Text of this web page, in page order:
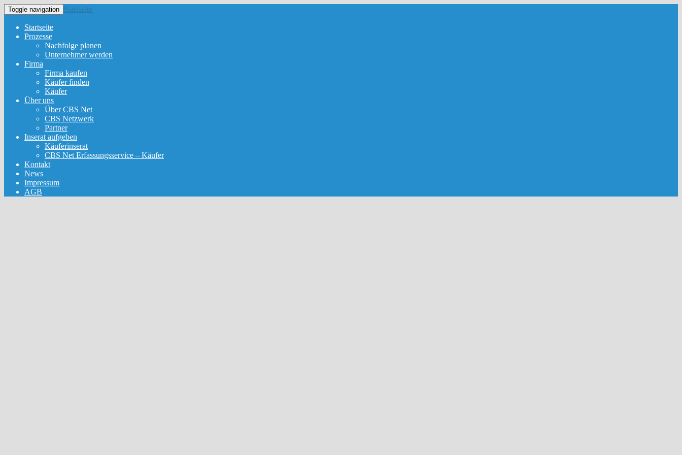
Toggle navigation Startseite
Startseite
Prozesse
Nachfolge planen
Unternehmer werden
Firma
Firma kaufen
Käufer finden
Käufer
Über uns
Über CBS Net
CBS Netzwerk
Partner
Inserat aufgeben
Käuferinserat
CBS Net Erfassungsservice – Käufer
Kontakt
News
Impressum
AGB